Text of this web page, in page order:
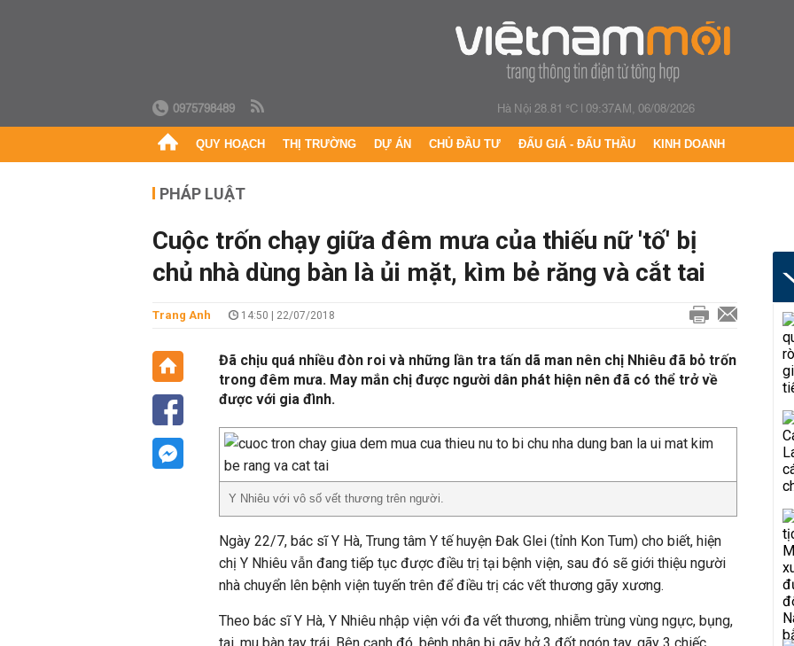
0975798489 Hà Nội 28.81 °C|09:37AM, 06/08/2026
QUY HOẠCH THỊ TRƯỜNG DỰ ÁN CHỦ ĐẦU TƯ ĐẤU GIÁ - ĐẤU THẦU KINH DOANH
PHÁP LUẬT
Cuộc trốn chạy giữa đêm mưa của thiếu nữ 'tố' bị
chủ nhà dùng bàn là ủi mặt, kìm bẻ răng và cắt tai
Trang Anh 14:50 | 22/07/2018
Đã chịu quá nhiều đòn roi và những lần tra tấn dã man nên chị Nhiêu đã bỏ trốn
trong đêm mưa. May mắn chị được người dân phát hiện nên đã có thể trở về
được với gia đình.
Y Nhiêu với vô số vết thương trên người.
Ngày 22/7, bác sĩ Y Hà, Trung tâm Y tế huyện Đak Glei (tỉnh Kon Tum) cho biết, hiện
chị Y Nhiêu vẫn đang tiếp tục được điều trị tại bệnh viện, sau đó sẽ giới thiệu người
nhà chuyển lên bệnh viện tuyến trên để điều trị các vết thương gãy xương.
Theo bác sĩ Y Hà, Y Nhiêu nhập viện với đa vết thương, nhiễm trùng vùng ngực, bụng,